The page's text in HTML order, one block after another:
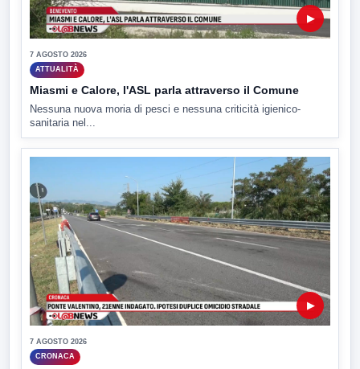
▶
7 AGOSTO 2026
ATTUALITÀ
Miasmi e Calore, l'ASL parla attraverso il Comune
Nessuna nuova moria di pesci e nessuna criticità igienico-
sanitaria nel...
▶
7 AGOSTO 2026
CRONACA